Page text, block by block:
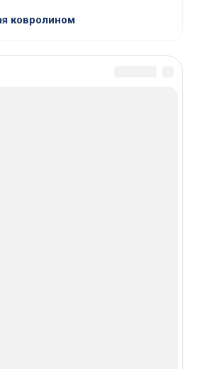
ковролином